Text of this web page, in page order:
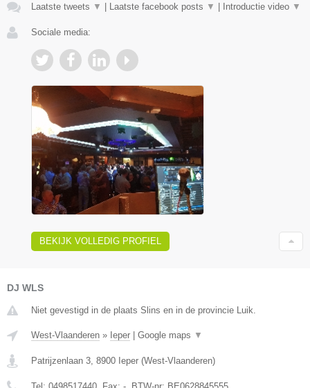
Laatste tweets ▼ Laatste facebook posts ▼ Introductie video ▼
Sociale media:
BEKIJK VOLLEDIG PROFIEL
DJ WLS
Niet gevestigd in de plaats Slins en in de provincie Luik.
West-Vlaanderen » Ieper | Google maps ▼
Patrijzenlaan 3 8900 Ieper (West-Vlaanderen)